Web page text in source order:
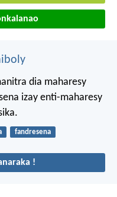
dia maharesy
izay enti-maharesy
fandresena
!